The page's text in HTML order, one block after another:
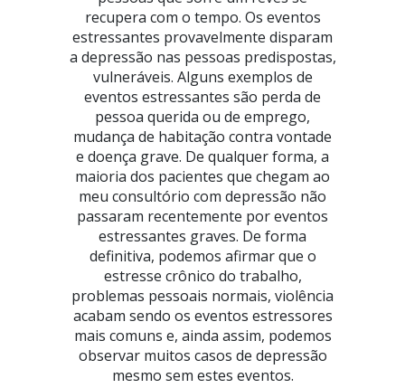
recupera com o tempo. Os eventos
estressantes provavelmente disparam
a depressão nas pessoas predispostas,
vulneráveis. Alguns exemplos de
eventos estressantes são perda de
pessoa querida ou de emprego,
mudança de habitação contra vontade
e doença grave. De qualquer forma, a
maioria dos pacientes que chegam ao
meu consultório com depressão não
passaram recentemente por eventos
estressantes graves. De forma
definitiva, podemos afirmar que o
estresse crônico do trabalho,
problemas pessoais normais, violência
acabam sendo os eventos estressores
mais comuns e, ainda assim, podemos
observar muitos casos de depressão
mesmo sem estes eventos.